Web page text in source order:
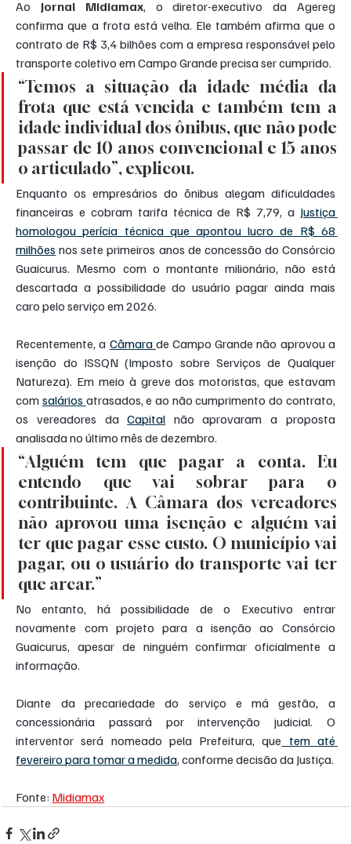
Ao Jornal Midiamax, o diretor-executivo da Agereg
confirma que a frota está velha. Ele também afirma que o
contrato de R$ 3,4 bilhões com a empresa responsável pelo
transporte coletivo em Campo Grande precisa ser cumprido.
“Temos a situação da idade média da
frota que está vencida e também tem a
idade individual dos ônibus, que não pode
passar de 10 anos convencional e 15 anos
o articulado”, explicou.
Enquanto os empresários do ônibus alegam dificuldades
financeiras e cobram tarifa técnica de R$ 7,79, a Justiça
homologou perícia técnica que apontou lucro de R$ 68
milhões nos sete primeiros anos de concessão do Consórcio
Guaicurus. Mesmo com o montante milionário, não está
descartada a possibilidade do usuário pagar ainda mais
caro pelo serviço em 2026.
Recentemente, a Câmara de Campo Grande não aprovou a
isenção do ISSQN (Imposto sobre Serviços de Qualquer
Natureza). Em meio à greve dos motoristas, que estavam
com salários atrasados, e ao não cumprimento do contrato,
os vereadores da Capital não aprovaram a proposta
analisada no último mês de dezembro.
“Alguém tem que pagar a conta. Eu
entendo que vai sobrar para o
contribuinte. A Câmara dos vereadores
não aprovou uma isenção e alguém vai
ter que pagar esse custo. O município vai
pagar, ou o usuário do transporte vai ter
que arcar.”
No entanto, há possibilidade de o Executivo entrar
novamente com projeto para a isenção ao Consórcio
Guaicurus, apesar de ninguém confirmar oficialmente a
informação.
Diante da precariedade do serviço e má gestão, a
concessionária passará por intervenção judicial. O
interventor será nomeado pela Prefeitura, que tem até
fevereiro para tomar a medida, conforme decisão da Justiça.
Fonte: Midiamax